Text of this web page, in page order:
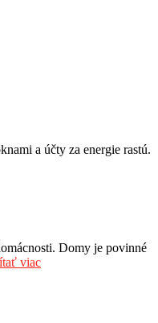
a účty za energie rastú.
Domy je povinné
viac